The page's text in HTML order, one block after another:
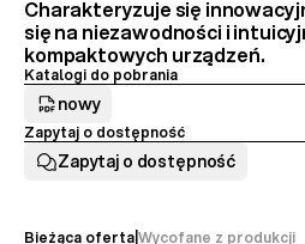
Charakteryzuje się
się na niezawodności i
kompaktowych urządzeń.
Katalogi do pobrania
nowy
Zapytaj o dostępność
Zapytaj o dostępność
Bieżąca ofertaWycofane z produkcji